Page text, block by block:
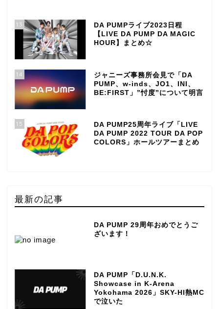
13
DA PUMPライブ2023日程
【LIVE DA PUMP DA MAGIC
HOUR】まとめ☆
14
ジャニーズ事務所会見で「DA
PUMP、w-inds、JO1、INI、
BE:FIRST」”忖度”について明言
15
DA PUMP25周年ライブ「LIVE
DA PUMP 2022 TOUR DA POP
COLORS」ホールツアーまとめ
最新の記事
DA PUMP 29周年おめでとうご
ざいます！
DA PUMP「D.U.N.K.
Showcase in K-Arena
Yokohama 2026」SKY-HI熱MC
で泣いた